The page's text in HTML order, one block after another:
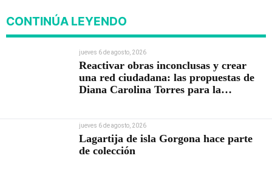
CONTINÚA LEYENDO
jueves 6 de agosto, 2026
Reactivar obras inconclusas y crear
una red ciudadana: las propuestas de
Diana Carolina Torres para la
jueves 6 de agosto, 2026
Lagartija de isla Gorgona hace parte
de colección